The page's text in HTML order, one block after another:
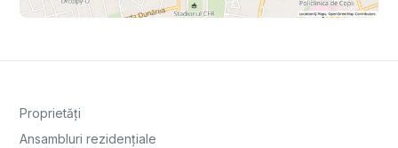
Proprietăți
Ansambluri rezidențiale